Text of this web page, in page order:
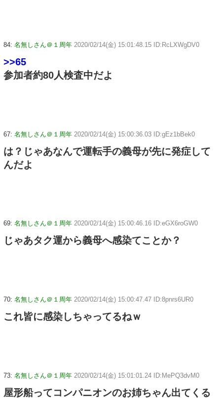
84: 名無しさん＠１周年 2020/02/14(金) 15:01:48.15 ID:RcLXWgDV0
>>65
参加者約80人検査中だよ
67: 名無しさん＠１周年 2020/02/14(金) 15:00:36.03 ID:gEz1bBek0
は？じゃあなんで運転手の義母が先に発症して
んだよ
69: 名無しさん＠１周年 2020/02/14(金) 15:00:46.16 ID:eGX6roGW0
じゃあタク運から義母へ感染てことか？
70: 名無しさん＠１周年 2020/02/14(金) 15:00:47.47 ID:8pnrs6UR0
これ皆に感染しちゃってるねｗ
73: 名無しさん＠１周年 2020/02/14(金) 15:01:01.24 ID:MePQ3dvM0
屋形船ってコンパニオンのお姉ちゃん出てくる